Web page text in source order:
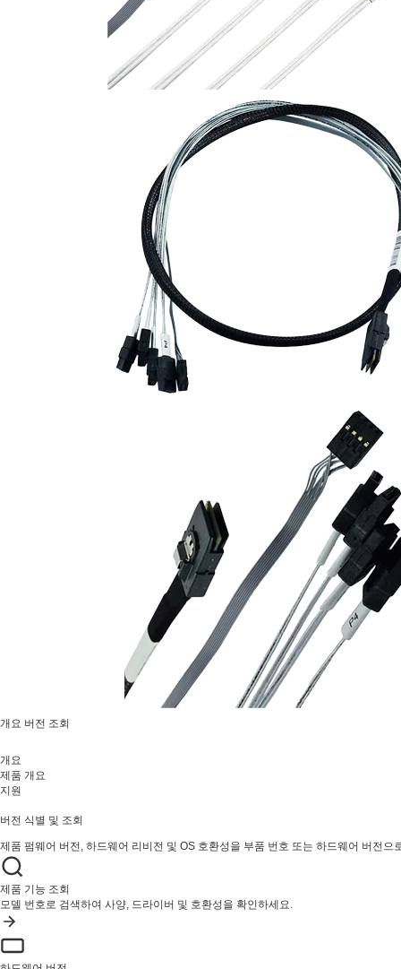
개요 버전 조회
개요
제품 개요
지원
버전 식별 및 조회
제품 펌웨어 버전, 하드웨어 리비전 및 OS 호환성을 부품 번호 또는 하드웨어 버전으
제품 기능 조회
모델 번호로 검색하여 사양, 드라이버 및 호환성을 확인하세요.